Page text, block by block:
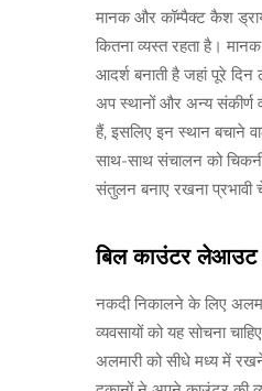
मानक और कॉम्पैक्ट कैश
कितना व्यस्त रहता है।
आदर्श बनाती है जहां पूरे दिन
अप स्थानों और अन्य संकीर्ण
हैं, इसलिए इन स्थान बचाने
साथ-साथ संचालन को
संतुलन बनाए रखना
बिल काउंटर
नकदी निकालने के लिए
व्यवसायों को यह सोचना
अलमारी को सीधे मध्य में